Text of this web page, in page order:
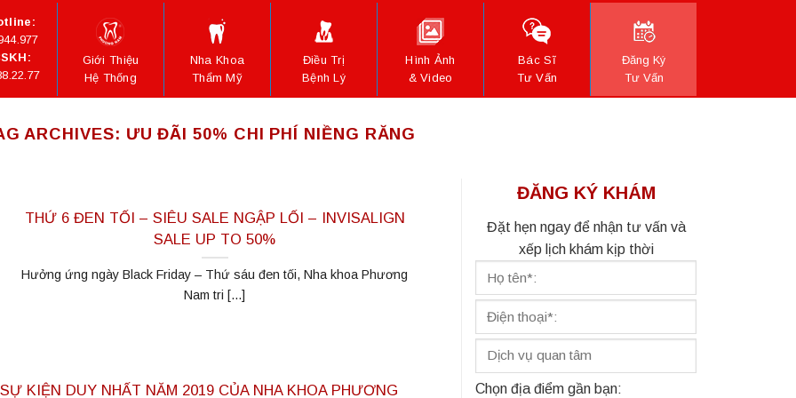
Giới Thiệu
Hệ Thống
Nha Khoa
Thẩm Mỹ
Điều Trị
Bệnh Lý
Hình Ảnh
& Video
Bác Sĩ
Tư Vấn
Đăng Ký
Tư Vấn
ARCHIVES: ƯU ĐÃI 50% CHI PHÍ NIỀNG RĂNG
THỨ 6 ĐEN TỐI – SIÊU SALE NGẬP LỐI – INVISALIGN
SALE UP TO 50%
Hưởng ứng ngày Black Friday – Thứ sáu đen tối, Nha khoa Phương
Nam tri [...]
KIỆN DUY NHẤT NĂM 2019 CỦA NHA KHOA PHƯƠNG
ĐĂNG KÝ KHÁM
Đặt hẹn ngay để nhận tư vấn và
xếp lịch khám kịp thời
Chọn địa điểm gần bạn: